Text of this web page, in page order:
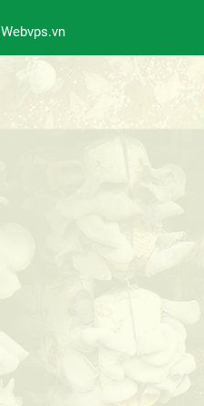
Webvps.vn